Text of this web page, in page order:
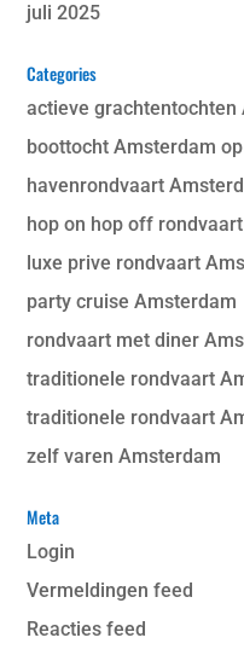
juli 2025
Categories
actieve grachtentochten
boottocht Amsterdam
havenrondvaart
hop on hop off
luxe prive rondvaart
party cruise Amsterdam
rondvaart met diner
traditionele rondvaart
traditionele rondvaart
zelf varen Amsterdam
Meta
Login
Vermeldingen feed
Reacties feed